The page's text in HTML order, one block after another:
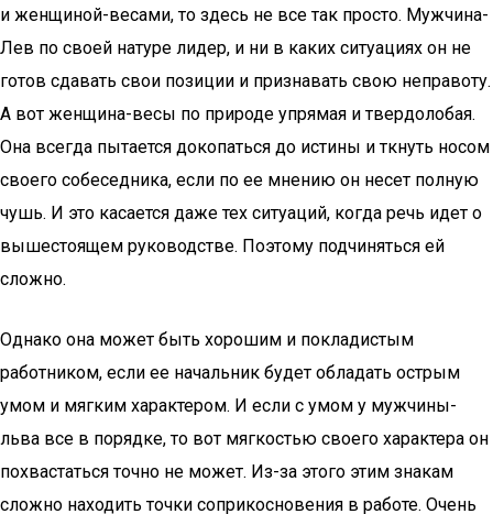
и женщиной-весами, то здесь не все так просто. Мужчина-
Лев по своей натуре лидер, и ни в каких ситуациях он не
готов сдавать свои позиции и признавать свою неправоту.
А вот женщина-весы по природе упрямая и твердолобая.
Она всегда пытается докопаться до истины и ткнуть носом
своего собеседника, если по ее мнению он несет полную
чушь. И это касается даже тех ситуаций, когда речь идет о
вышестоящем руководстве. Поэтому подчиняться ей
сложно.
Однако она может быть хорошим и покладистым
работником, если ее начальник будет обладать острым
умом и мягким характером. И если с умом у мужчины-
льва все в порядке, то вот мягкостью своего характера он
похвастаться точно не может. Из-за этого этим знакам
сложно находить точки соприкосновения в работе. Очень